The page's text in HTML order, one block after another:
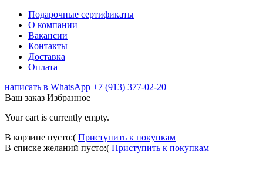
Подарочные сертификаты
О компании
Вакансии
Контакты
Доставка
Оплата
написать в WhatsApp +7 (913) 377-02-20
Ваш заказ Избранное
Your cart is currently empty.
В корзине пусто:( Приступить к покупкам
В списке желаний пусто:( Приступить к покупкам